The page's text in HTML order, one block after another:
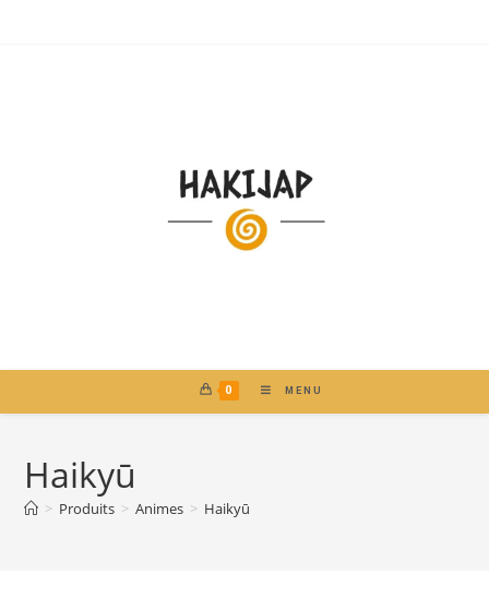
0 MENU
Haikyū
> Produits > Animes > Haikyū